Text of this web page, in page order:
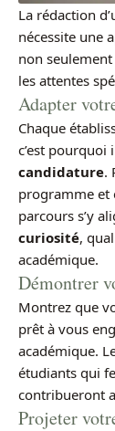
La rédaction
nécessite une
non
les attentes
Adapter
Chaque
c’est pourquoi
candidature.
programme et
parcours s’y
curiosité,
académique.
Démontrer
Montrez que
prêt à vous
académique.
étudiants qui
contribueront
Projeter